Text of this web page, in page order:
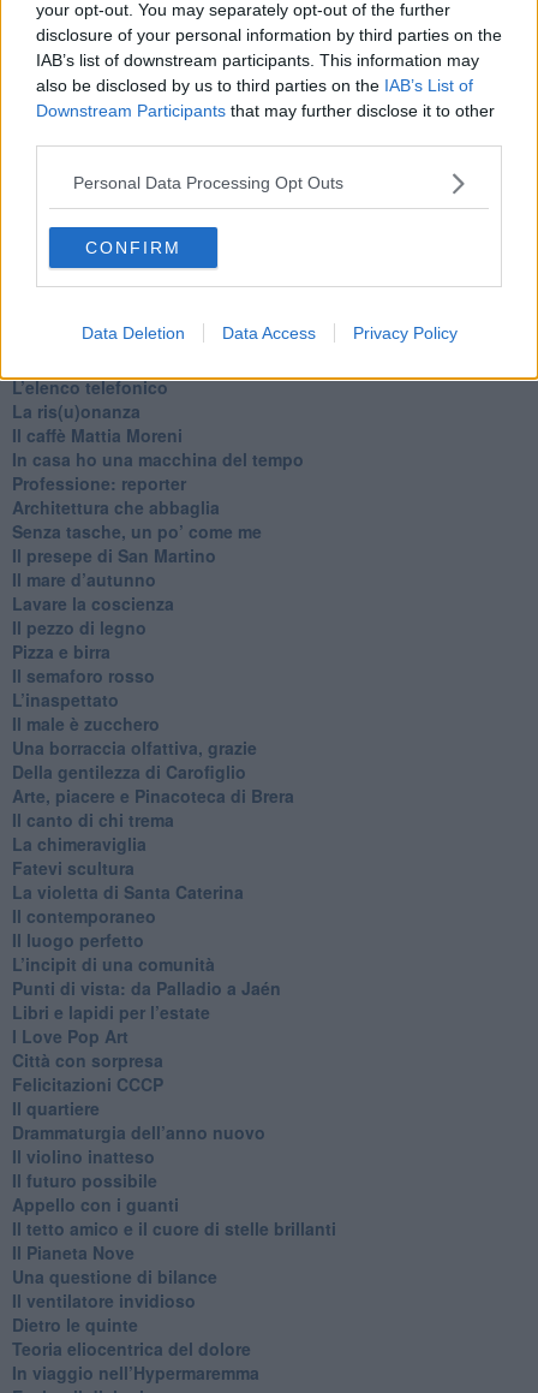
your opt-out. You may separately opt-out of the further
disclosure of your personal information by third parties on the
IAB’s list of downstream participants. This information may
also be disclosed by us to third parties on the IAB’s List of
Downstream Participants that may further disclose it to other
Personal Data Processing Opt Outs
CONFIRM
Data Deletion Data Access Privacy Policy
Ti potrebbe interessare anche:
​Ricciotti Ensemble: ovunque e per tutti
​L’elenco telefonico
​La ris(u)onanza
​Il caffè Mattia Moreni
​In casa ho una macchina del tempo
Professione: reporter
Architettura che abbaglia
​Senza tasche, un po’ come me
​Il presepe di San Martino
​Il mare d’autunno
​Lavare la coscienza
​Il pezzo di legno
​Pizza e birra
​Il semaforo rosso
​L’inaspettato
​Il male è zucchero
​Una borraccia olfattiva, grazie
​Della gentilezza di Carofiglio
Arte, piacere e Pinacoteca di Brera
​Il canto di chi trema
La chimeraviglia
​Fatevi scultura
​La violetta di Santa Caterina
​Il contemporaneo
​Il luogo perfetto
​L’incipit di una comunità
Punti di vista: da Palladio a Jaén
​Libri e lapidi per l’estate
​I Love Pop Art
Città con sorpresa
Felicitazioni CCCP
​Il quartiere
​Drammaturgia dell’anno nuovo
​Il violino inatteso
​Il futuro possibile
​Appello con i guanti
​Il tetto amico e il cuore di stelle brillanti
​Il Pianeta Nove
​Una questione di bilance
​Il ventilatore invidioso
​Dietro le quinte
​Teoria eliocentrica del dolore
In viaggio nell’Hypermaremma